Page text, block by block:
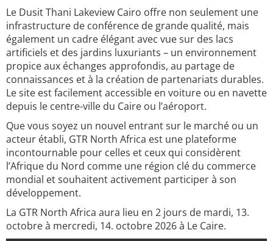
Le Dusit Thani Lakeview Cairo offre non seulement une
infrastructure de conférence de grande qualité, mais
également un cadre élégant avec vue sur des lacs
artificiels et des jardins luxuriants – un environnement
propice aux échanges approfondis, au partage de
connaissances et à la création de partenariats durables.
Le site est facilement accessible en voiture ou en navette
depuis le centre-ville du Caire ou l’aéroport.
Que vous soyez un nouvel entrant sur le marché ou un
acteur établi, GTR North Africa est une plateforme
incontournable pour celles et ceux qui considèrent
l’Afrique du Nord comme une région clé du commerce
mondial et souhaitent activement participer à son
développement.
La GTR North Africa aura lieu en 2 jours de mardi, 13.
octobre à mercredi, 14. octobre 2026 à Le Caire.